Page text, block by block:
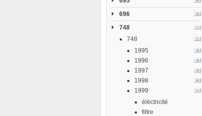
696
748
748
1995
1996
1997
1998
1999
éléctricité
filtre